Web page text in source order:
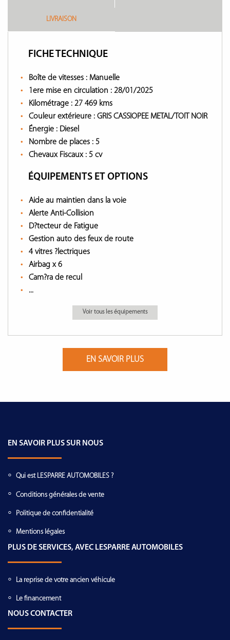
LIVRAISON
FICHE TECHNIQUE
Boîte de vitesses : Manuelle
1ere mise en circulation : 28/01/2025
Kilométrage : 27 469 kms
Couleur extérieure : GRIS CASSIOPEE METAL/TOIT NOIR
Énergie : Diesel
Nombre de places : 5
Chevaux Fiscaux : 5 cv
ÉQUIPEMENTS ET OPTIONS
Aide au maintien dans la voie
Alerte Anti-Collision
D?tecteur de Fatigue
Gestion auto des feux de route
4 vitres ?lectriques
Airbag x 6
Cam?ra de recul
...
Voir tous les équipements
EN SAVOIR PLUS
EN SAVOIR PLUS SUR NOUS
Qui est LESPARRE AUTOMOBILES ?
Conditions générales de vente
Politique de confidentialité
Mentions légales
PLUS DE SERVICES, AVEC LESPARRE AUTOMOBILES
La reprise de votre ancien véhicule
Le financement
NOUS CONTACTER